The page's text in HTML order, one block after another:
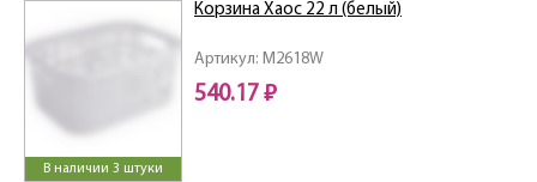
В наличии 3 штуки
Артикул: M2618W
Корзина Хаос 22 л (белый)
540.17 ₽